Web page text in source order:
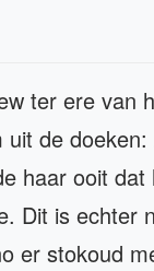
ter ere van
uit de
haar ooit
Dit is echter
er stokoud